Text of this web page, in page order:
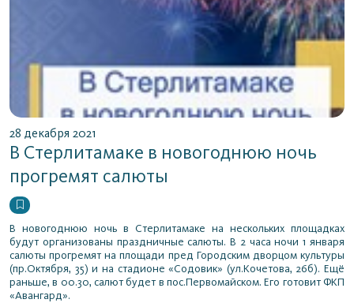
28 декабря 2021
В Стерлитамаке в новогоднюю ночь
прогремят салюты
В новогоднюю ночь в Стерлитамаке на нескольких площадках
будут организованы праздничные салюты. В 2 часа ночи 1 января
салюты прогремят на площади пред Городским дворцом культуры
(пр.Октября, 35) и на стадионе «Содовик» (ул.Кочетова, 26б). Ещё
раньше, в 00.30, салют будет в пос.Первомайском. Его готовит ФКП
«Авангард».